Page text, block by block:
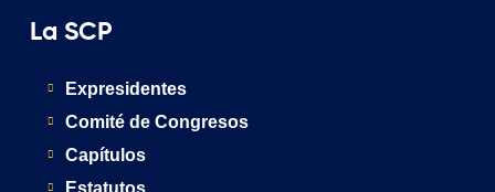
La SCP
Expresidentes
Comité de Congresos
Capítulos